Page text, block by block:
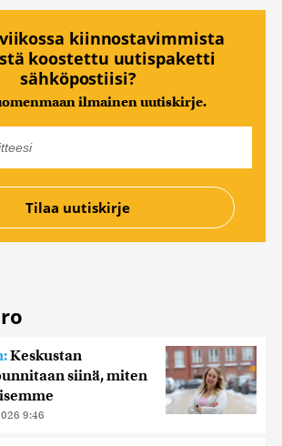
kiinnostavimmista
koostettu uutispaketti
sähköpostiisi?
ilmainen uutiskirje.
Keskustan
siinä, miten
9:46